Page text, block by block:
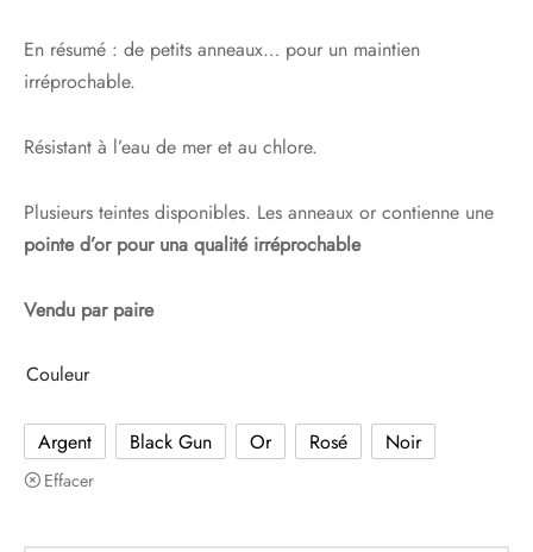
En résumé : de petits anneaux… pour un maintien
irréprochable.
Résistant à l’eau de mer et au chlore.
Plusieurs teintes disponibles. Les anneaux or contienne une
pointe d’or pour una qualité irréprochable
Vendu par paire
Couleur
Argent Black Gun Or Rosé Noir
Effacer